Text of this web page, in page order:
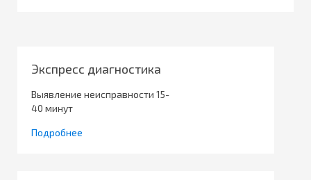
Экспресс диагностика
Выявление неисправности 15-
40 минут
Подробнее